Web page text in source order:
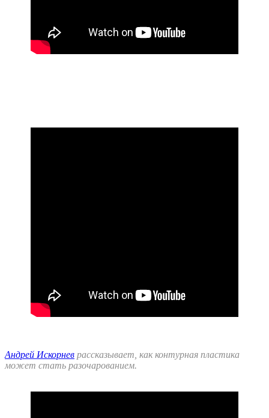
Андрей Искорнев рассказывает, как контурная пластика
может стать разочарованием.